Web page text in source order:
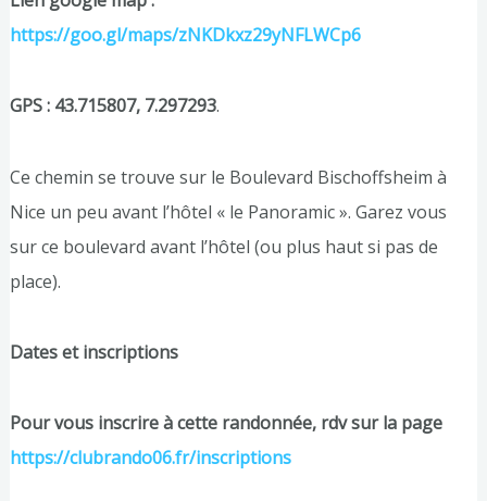
https://goo.gl/maps/zNKDkxz29yNFLWCp6
GPS : 43.715807, 7.297293.
Ce chemin se trouve sur le Boulevard Bischoffsheim à
Nice un peu avant l’hôtel « le Panoramic ». Garez vous
sur ce boulevard avant l’hôtel (ou plus haut si pas de
place).
Dates et inscriptions
Pour vous inscrire à cette randonnée, rdv sur la page
https://clubrando06.fr/inscriptions